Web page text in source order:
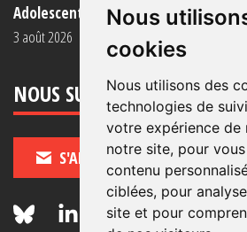
Nous
cookies
Nous utilisons des
technologies de
votre expérience de
notre site, pour
contenu
ciblées, pour
site et pour
Adolescent·es incarcéré·es : une
3 août 2026
NOUS SUIVRE
S'ABONNER